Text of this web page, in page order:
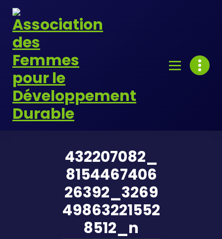
Skip
content
432207082_
8154467406
26392_3269
49863221552
8512_n